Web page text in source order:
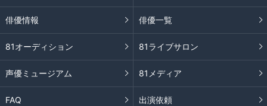
俳優情報 俳優一覧
81オーディション 81ライブサロン
声優ミュージアム 81メディア
FAQ 出演依頼